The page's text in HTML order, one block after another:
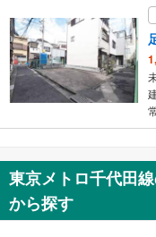
東京メトロ千代田
から探す